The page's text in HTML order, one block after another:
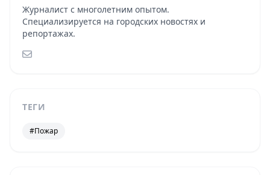
Журналист с многолетним опытом.
Специализируется на городских новостях и
репортажах.
ТЕГИ
#Пожар